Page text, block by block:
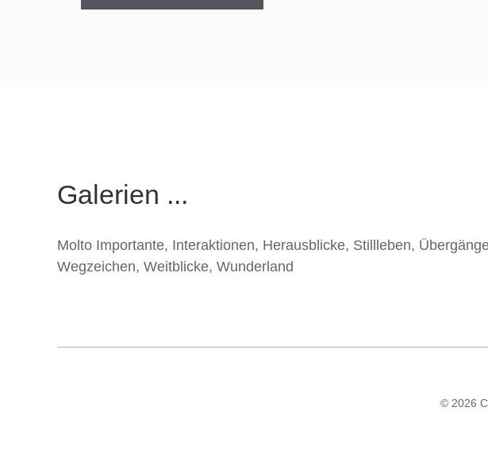
Galerien ...
Molto Importante, Interaktionen, Herausblicke, Stillleben,
Wegzeichen, Weitblicke, Wunderland
© 2026